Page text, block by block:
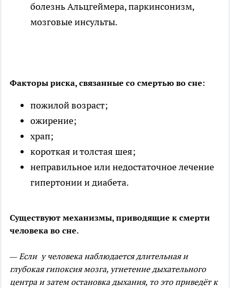
болезнь Альцгеймера, паркинсонизм,
мозговые инсульты.
Факторы риска, связанные со смертью во сне:
пожилой возраст;
ожирение;
храп;
короткая и толстая шея;
неправильное или недостаточное лечение
гипертонии и диабета.
Существуют механизмы, приводящие к смерти
человека во сне.
— Если у человека наблюдается длительная и
глубокая гипоксия мозга, угнетение дыхательного
центра и затем остановка дыхания, то это приведёт к